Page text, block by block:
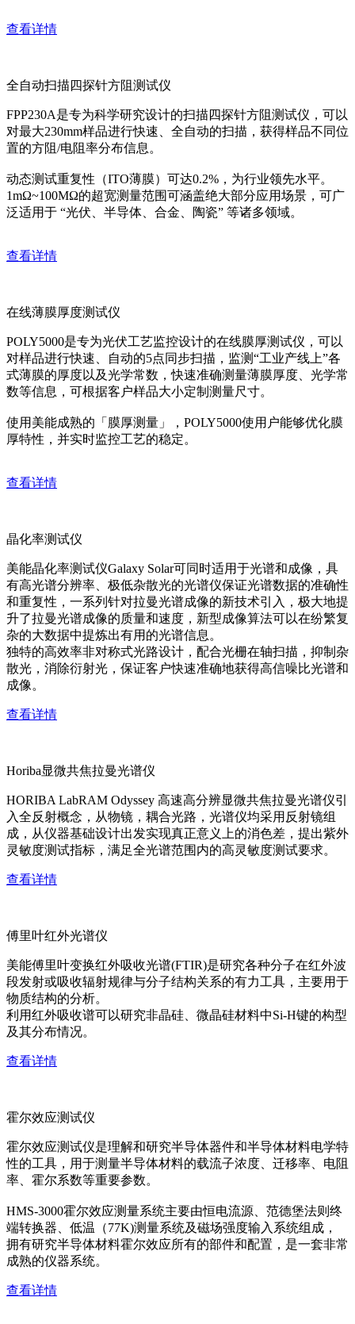
查看详情
全自动扫描四探针方阻测试仪
FPP230A是专为科学研究设计的扫描四探针方阻测试仪，可以
对最大230mm样品进行快速、全自动的扫描，获得样品不同位
置的方阻/电阻率分布信息。
动态测试重复性（ITO薄膜）可达0.2%，为行业领先水平。
1mΩ~100MΩ的超宽测量范围可涵盖绝大部分应用场景，可广
泛适用于 “光伏、半导体、合金、陶瓷” 等诸多领域。
查看详情
在线薄膜厚度测试仪
POLY5000是专为光伏工艺监控设计的在线膜厚测试仪，可以
对样品进行快速、自动的5点同步扫描，监测“工业产线上”各
式薄膜的厚度以及光学常数，快速准确测量薄膜厚度、光学常
数等信息，可根据客户样品大小定制测量尺寸。
使用美能成熟的「膜厚测量」，POLY5000使用户能够优化膜
厚特性，并实时监控工艺的稳定。
查看详情
晶化率测试仪
美能晶化率测试仪Galaxy Solar可同时适用于光谱和成像，具
有高光谱分辨率、极低杂散光的光谱仪保证光谱数据的准确性
和重复性，一系列针对拉曼光谱成像的新技术引入，极大地提
升了拉曼光谱成像的质量和速度，新型成像算法可以在纷繁复
杂的大数据中提炼出有用的光谱信息。
独特的高效率非对称式光路设计，配合光栅在轴扫描，抑制杂
散光，消除衍射光，保证客户快速准确地获得高信噪比光谱和
成像。
查看详情
Horiba显微共焦拉曼光谱仪
HORIBA LabRAM Odyssey 高速高分辨显微共焦拉曼光谱仪引
入全反射概念，从物镜，耦合光路，光谱仪均采用反射镜组
成，从仪器基础设计出发实现真正意义上的消色差，提出紫外
灵敏度测试指标，满足全光谱范围内的高灵敏度测试要求。
查看详情
傅里叶红外光谱仪
美能傅里叶变换红外吸收光谱(FTIR)是研究各种分子在红外波
段发射或吸收辐射规律与分子结构关系的有力工具，主要用于
物质结构的分析。
利用红外吸收谱可以研究非晶硅、微晶硅材料中Si-H键的构型
及其分布情况。
查看详情
霍尔效应测试仪
霍尔效应测试仪是理解和研究半导体器件和半导体材料电学特
性的工具，用于测量半导体材料的载流子浓度、迁移率、电阻
率、霍尔系数等重要参数。
HMS-3000霍尔效应测量系统主要由恒电流源、范德堡法则终
端转换器、低温（77K)测量系统及磁场强度输入系统组成，
拥有研究半导体材料霍尔效应所有的部件和配置，是一套非常
成熟的仪器系统。
查看详情